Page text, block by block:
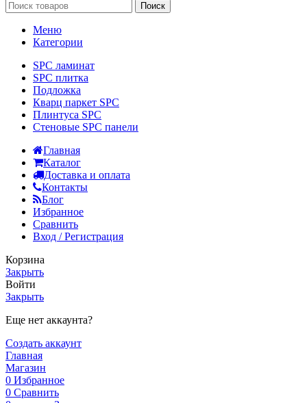
Поиск
Меню
Категории
SPC ламинат
SPC плитка
Подложка
Кварц паркет SPC
Плинтуса SPC
Стеновые SPC панели
Главная
Каталог
Доставка и оплата
Контакты
Блог
Избранное
Сравнить
Вход / Регистрация
Корзина
Закрыть
Войти
Закрыть
Еще нет аккаунта?
Создать аккаунт
Главная
Магазин
0 Избранное
0 Сравнить